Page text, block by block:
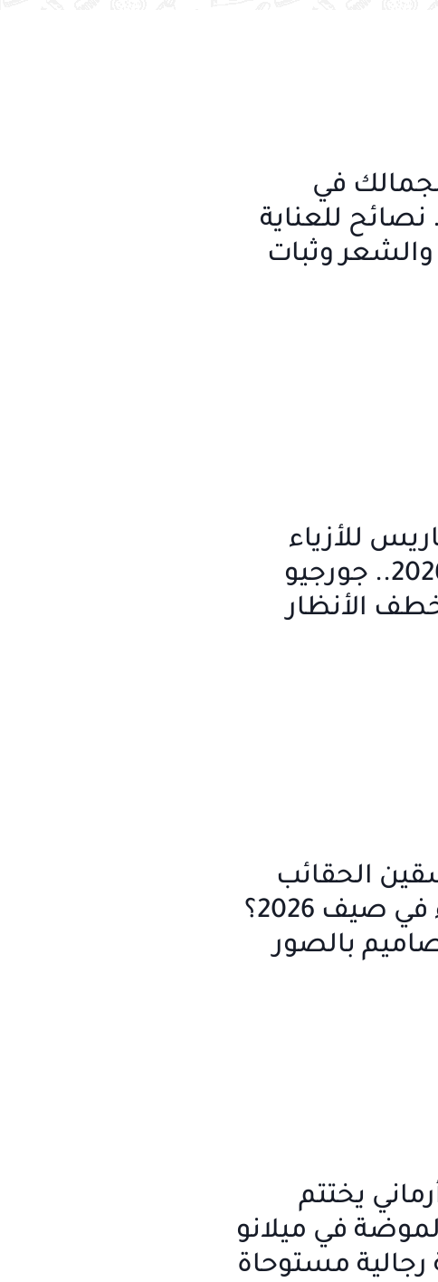
لجمالك في
للعناية
والشعر وثبات
للأزياء
الراقية 2026.. جورجيو
الأنظار
الحقائب
الصفراء في صيف 2026؟
بالصور
يختتم
في ميلانو
رجالية مستوحاة